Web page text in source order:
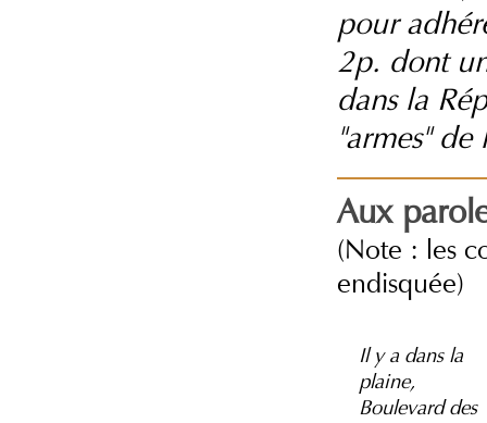
pour
2p. dont
dans la
"armes"
Aux
(Note : les
endisquée)
Il y a dans la
plaine,
Boulevard des